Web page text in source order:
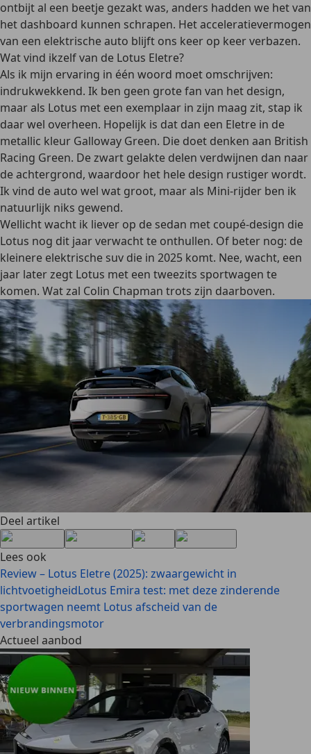
ontbijt al een beetje gezakt was, anders hadden we het van
het dashboard kunnen schrapen. Het acceleratievermogen
van een elektrische auto blijft ons keer op keer verbazen.
Wat vind ikzelf van de Lotus Eletre?
Als ik mijn ervaring in één woord moet omschrijven:
indrukwekkend. Ik ben geen grote fan van het design,
maar als Lotus met een exemplaar in zijn maag zit, stap ik
daar wel overheen. Hopelijk is dat dan een Eletre in de
metallic kleur Galloway Green. Die doet denken aan British
Racing Green. De zwart gelakte delen verdwijnen dan naar
de achtergrond, waardoor het hele design rustiger wordt.
Ik vind de auto wel wat groot, maar als Mini-rijder ben ik
natuurlijk niks gewend.
Wellicht wacht ik liever op de sedan met coupé-design die
Lotus nog dit jaar verwacht te onthullen. Of beter nog: de
kleinere elektrische suv die in 2025 komt. Nee, wacht, een
jaar later zegt Lotus met een tweezits sportwagen te
komen. Wat zal Colin Chapman trots zijn daarboven.
Deel artikel
Lees ook
Review – Lotus Eletre (2025): zwaargewicht in
lichtvoetigheidLotus Emira test: met deze zinderende
sportwagen neemt Lotus afscheid van de
verbrandingsmotor
Actueel aanbod